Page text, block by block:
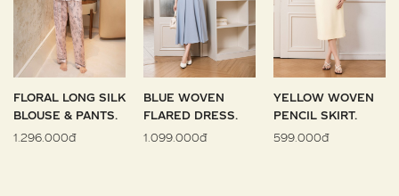
FLORAL LONG SILK
BLOUSE & PANTS.
1.296.000đ
BLUE WOVEN
FLARED DRESS.
1.099.000đ
YELLOW WOVEN
PENCIL SKIRT.
599.000đ